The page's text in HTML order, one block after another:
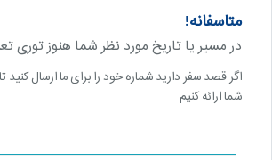
متاسفانه!
در مسیر یا تاریخ مورد نظر شما هنوز توری
اگر قصد سفر دارید شماره خود را برای ما ارسال کنید
شما ارائه کنیم